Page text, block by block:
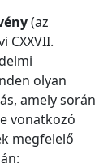
(az
CXXVII.
olyan
amely során
vonatkozó
megfelelő